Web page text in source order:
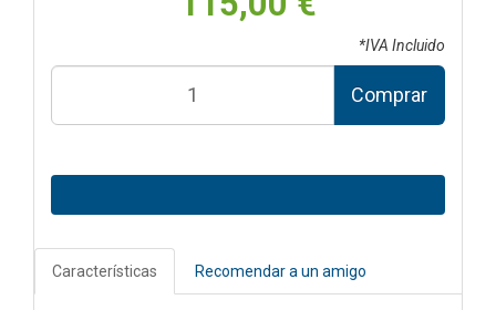
*IVA Incluido
Comprar
Características Recomendar a un amigo